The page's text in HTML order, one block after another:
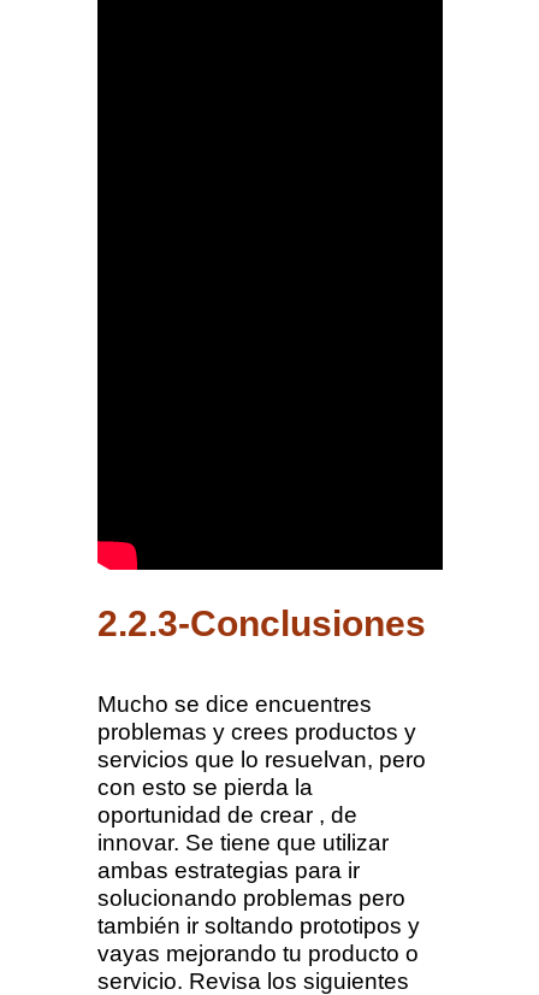
2.2.3-Conclusiones
Mucho se dice encuentres
problemas y crees productos y
servicios que lo resuelvan, pero
con esto se pierda la
oportunidad de crear , de
innovar. Se tiene que utilizar
ambas estrategias para ir
solucionando problemas pero
también ir soltando prototipos y
vayas mejorando tu producto o
servicio. Revisa los siguientes